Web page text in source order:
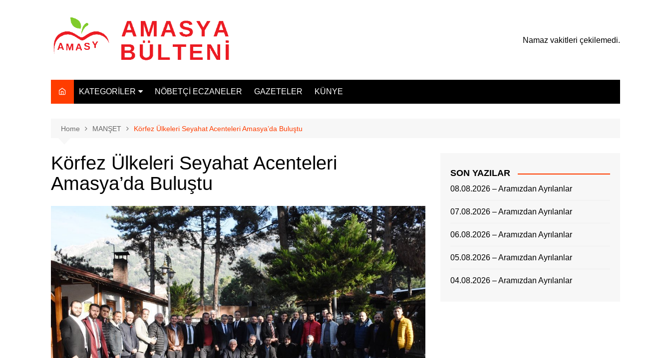
Namaz vakitleri çekilemedi.
KATEGORİLER
GÜNCEL
SPOR
TARIM
EĞİTİM
EKONOMİ
NÖBETÇİ ECZANELER GAZETELER KÜNYE
Home MANŞET Körfez Ülkeleri Seyahat Acenteleri Amasya’da Buluştu
Körfez Ülkeleri Seyahat Acenteleri
Amasya’da Buluştu
SON YAZILAR
08.08.2026 – Aramızdan Ayrılanlar
07.08.2026 – Aramızdan Ayrılanlar
06.08.2026 – Aramızdan Ayrılanlar
05.08.2026 – Aramızdan Ayrılanlar
04.08.2026 – Aramızdan Ayrılanlar